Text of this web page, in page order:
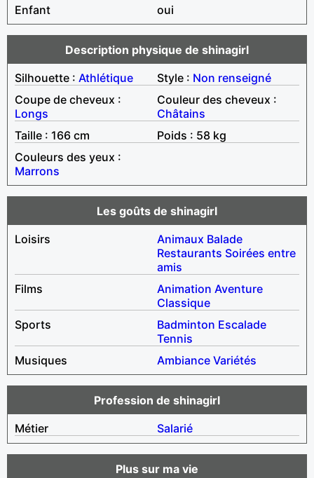
Enfant
oui
Description physique de shinagirl
Silhouette : Athlétique Style : Non renseigné
Coupe de cheveux :
Longs
Couleur des cheveux :
Châtains
Taille : 166 cm
Poids : 58 kg
Couleurs des yeux :
Marrons
Les goûts de shinagirl
Loisirs
Animaux Balade
Restaurants Soirées entre
amis
Films
Animation Aventure
Classique
Sports
Badminton Escalade
Tennis
Musiques
Ambiance Variétés
Profession de shinagirl
Métier
Salarié
Plus sur ma vie